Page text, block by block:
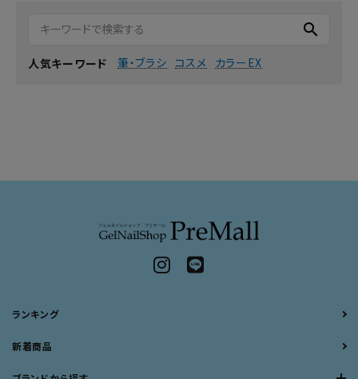
search
人気キーワード 筆・ブラシ コスメ カラーEX
ランキング
新着商品